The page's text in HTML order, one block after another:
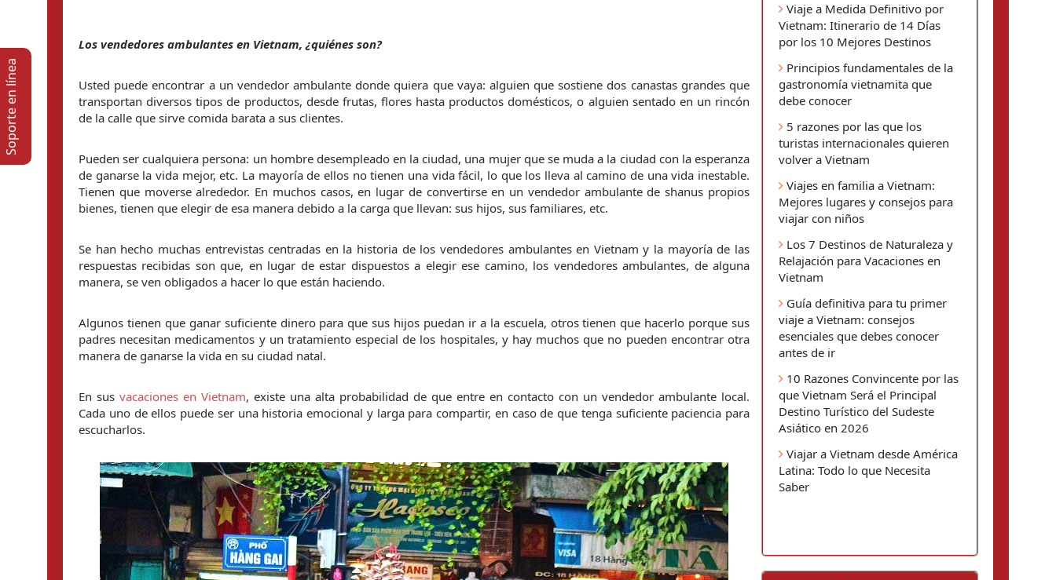
Los vendedores ambulantes en Vietnam, ¿quiénes son?
Usted puede encontrar a un vendedor ambulante donde quiera que vaya: alguien que sostiene dos canastas grandes que
transportan diversos tipos de productos, desde frutas, flores hasta productos domésticos, o alguien sentado en un rincón
de la calle que sirve comida barata a sus clientes.
Pueden ser cualquiera persona: un hombre desempleado en la ciudad, una mujer que se muda a la ciudad con la esperanza
de ganarse la vida mejor, etc. La mayoría de ellos no tienen una vida fácil, lo que los lleva al camino de una vida inestable.
Tienen que moverse alrededor. En muchos casos, en lugar de convertirse en un vendedor ambulante de shanus propios
bienes, tienen que elegir de esa manera debido a la carga que llevan: sus hijos, sus familiares, etc.
Se han hecho muchas entrevistas centradas en la historia de los vendedores ambulantes en Vietnam y la mayoría de las
respuestas recibidas son que, en lugar de estar dispuestos a elegir ese camino, los vendedores ambulantes, de alguna
manera, se ven obligados a hacer lo que están haciendo.
Algunos tienen que ganar suficiente dinero para que sus hijos puedan ir a la escuela, otros tienen que hacerlo porque sus
padres necesitan medicamentos y un tratamiento especial de los hospitales, y hay muchos que no pueden encontrar otra
manera de ganarse la vida en su ciudad natal.
En sus vacaciones en Vietnam, existe una alta probabilidad de que entre en contacto con un vendedor ambulante local.
Cada uno de ellos puede ser una historia emocional y larga para compartir, en caso de que tenga suficiente paciencia para
escucharlos.
Viaje a Medida Definitivo por
Vietnam: Itinerario de 14 Días
por los 10 Mejores Destinos
Principios fundamentales de la
gastronomía vietnamita que
debe conocer
5 razones por las que los
turistas internacionales quieren
volver a Vietnam
Viajes en familia a Vietnam:
Mejores lugares y consejos para
viajar con niños
Los 7 Destinos de Naturaleza y
Relajación para Vacaciones en
Vietnam
Guía definitiva para tu primer
viaje a Vietnam: consejos
esenciales que debes conocer
antes de ir
10 Razones Convincente por las
que Vietnam Será el Principal
Destino Turístico del Sudeste
Asiático en 2026
Viajar a Vietnam desde América
Latina: Todo lo que Necesita
Saber
Soporte en lí­nea